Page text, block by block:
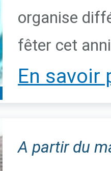
organise
fêter cet
En savoir
A partir du